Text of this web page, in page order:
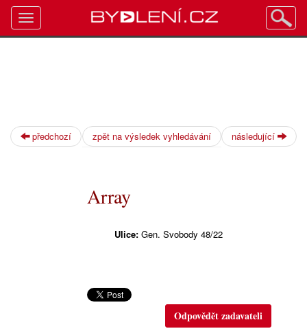
předchozí zpět na výsledek vyhledávání následující
Array
Ulice: Gen. Svobody 48/22
Odpovědět zadavateli
Toggle
navigation